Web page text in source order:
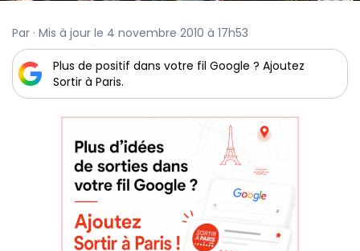
Par · Mis à jour le 4 novembre 2010 à 17h53
Plus de positif dans votre fil Google ? Ajoutez
Sortir à Paris.